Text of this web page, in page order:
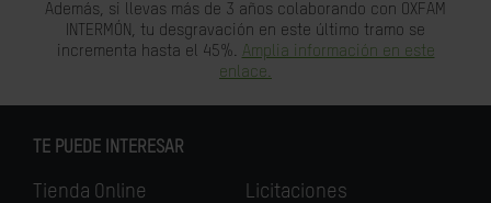
Además, si llevas más de 3 años colaborando con OXFAM
INTERMÓN, tu desgravación en este último tramo se
incrementa hasta el 45%. Amplia información en este
enlace.
TE PUEDE INTERESAR
Tienda Online
Licitaciones